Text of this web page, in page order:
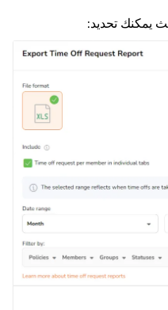
يمكنك تحديد: